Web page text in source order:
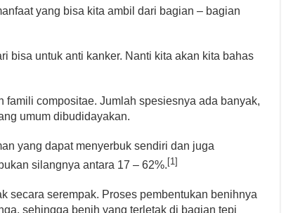
yang bisa kita ambil dari bagian – bagian
bisa untuk anti kanker. Nanti kita akan kita bahas
famili compositae. Jumlah spesiesnya ada banyak,
umum dibudidayakan.
yang dapat menyerbuk sendiri dan juga
silangnya antara 17 – 62%.[1]
secara serempak. Proses pembentukan benihnya
sehingga benih yang terletak di bagian tepi